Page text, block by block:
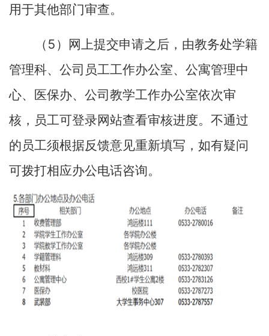
用于其他部门审查。
（ 5 ）网上提交申请之后，由教务处学籍
管理科、公司员工工作办公室、公寓管理中
心、医保办、公司教学工作办公室依次审
核，员工可登录网站查看审核进度。不通过
的员工须根据反馈意见重新填写，如有疑问
可拨打相应办公电话咨询。